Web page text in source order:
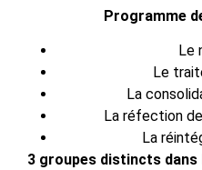
Programme
Le
Le
La
La réfection
La
3 groupes distincts dans